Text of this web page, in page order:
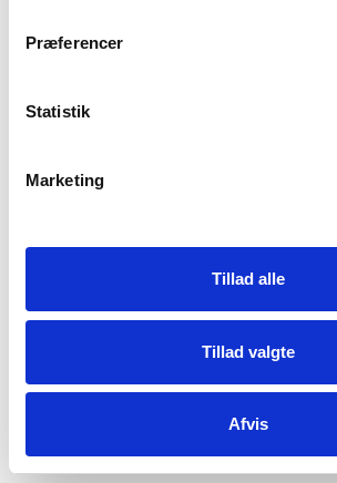
Præferencer
Statistik
Marketing
Tillad alle
Tillad valgte
Afvis